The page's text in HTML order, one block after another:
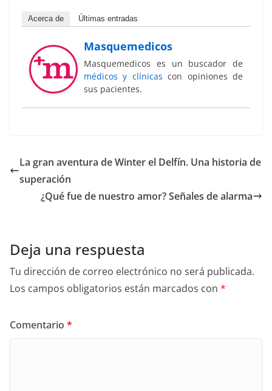
Acerca de Últimas entradas
Masquemedicos
Masquemedicos es un buscador de
médicos y clínicas con opiniones de
sus pacientes.
La gran aventura de Winter el Delfín. Una historia de
superación
¿Qué fue de nuestro amor? Señales de alarma
Deja una respuesta
Tu dirección de correo electrónico no será publicada.
Los campos obligatorios están marcados con *
Comentario *